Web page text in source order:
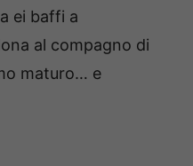
ei baffi a
al compagno di
maturo… e